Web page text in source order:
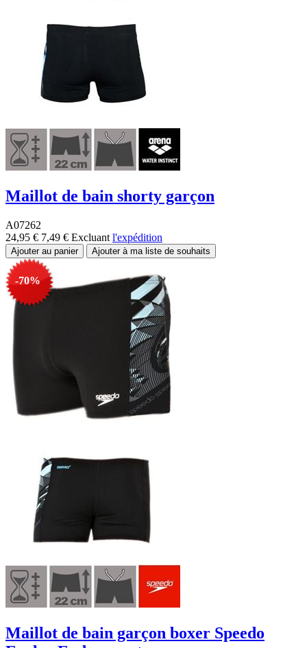
Maillot de bain shorty garçon
A07262
24,95 € 7,49 € Excluant l'expédition
-70%
Maillot de bain garçon boxer Speedo